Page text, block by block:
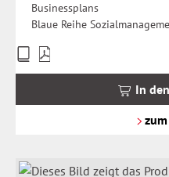
Businessplans
Blaue Reihe
Preise
inkl.
In
zum